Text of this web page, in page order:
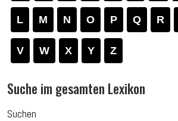
L M N O P Q R
V W X Y Z
Suche im gesamten Lexikon
Suchen